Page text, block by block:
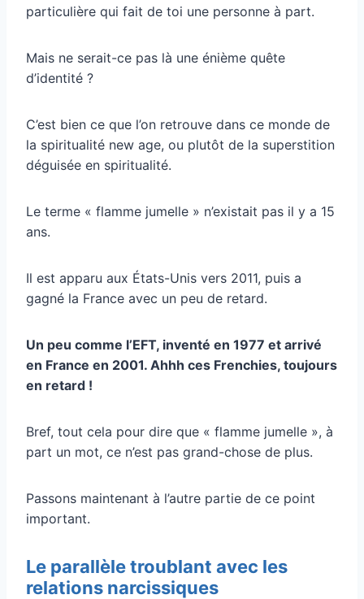
particulière qui fait de toi une personne à part.
Mais ne serait-ce pas là une énième quête
d’identité ?
C’est bien ce que l’on retrouve dans ce monde de
la spiritualité new age, ou plutôt de la superstition
déguisée en spiritualité.
Le terme « flamme jumelle » n’existait pas il y a 15
ans.
Il est apparu aux États-Unis vers 2011, puis a
gagné la France avec un peu de retard.
Un peu comme l’EFT, inventé en 1977 et arrivé
en France en 2001. Ahhh ces Frenchies, toujours
en retard !
Bref, tout cela pour dire que « flamme jumelle », à
part un mot, ce n’est pas grand-chose de plus.
Passons maintenant à l’autre partie de ce point
important.
Le parallèle troublant avec les
relations narcissiques